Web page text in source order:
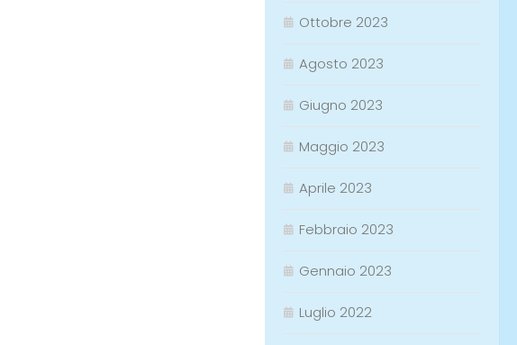
Ottobre 2023
Agosto 2023
Giugno 2023
Maggio 2023
Aprile 2023
Febbraio 2023
Gennaio 2023
Luglio 2022